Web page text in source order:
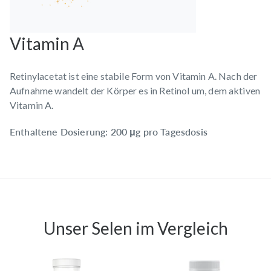
Vitamin A
Retinylacetat ist eine stabile Form von Vitamin A. Nach der
Aufnahme wandelt der Körper es in Retinol um, dem aktiven
Vitamin A.
Enthaltene Dosierung: 200 μg pro Tagesdosis
UnserSelen im Vergleich